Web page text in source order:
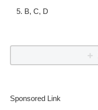
B, C, D
Sponsored Link